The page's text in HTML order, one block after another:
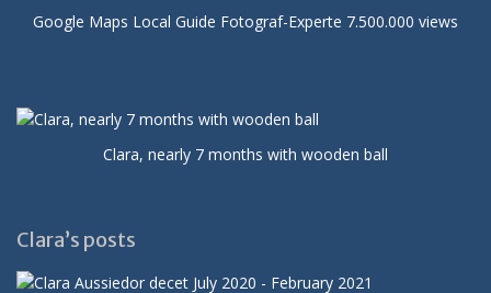
Google Maps Local Guide Fotograf-Experte 7.500.000 views
Clara, nearly 7 months with wooden ball
Clara’s posts